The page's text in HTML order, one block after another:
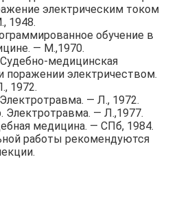
электрическим током
1948.
обучение в
— М.,1970.
медицинская
поражении электричеством.
1972.
— Л., 1972.
Электротравма. — Л.,1977.
медицина. — СПб, 1984.
работы рекомендуются